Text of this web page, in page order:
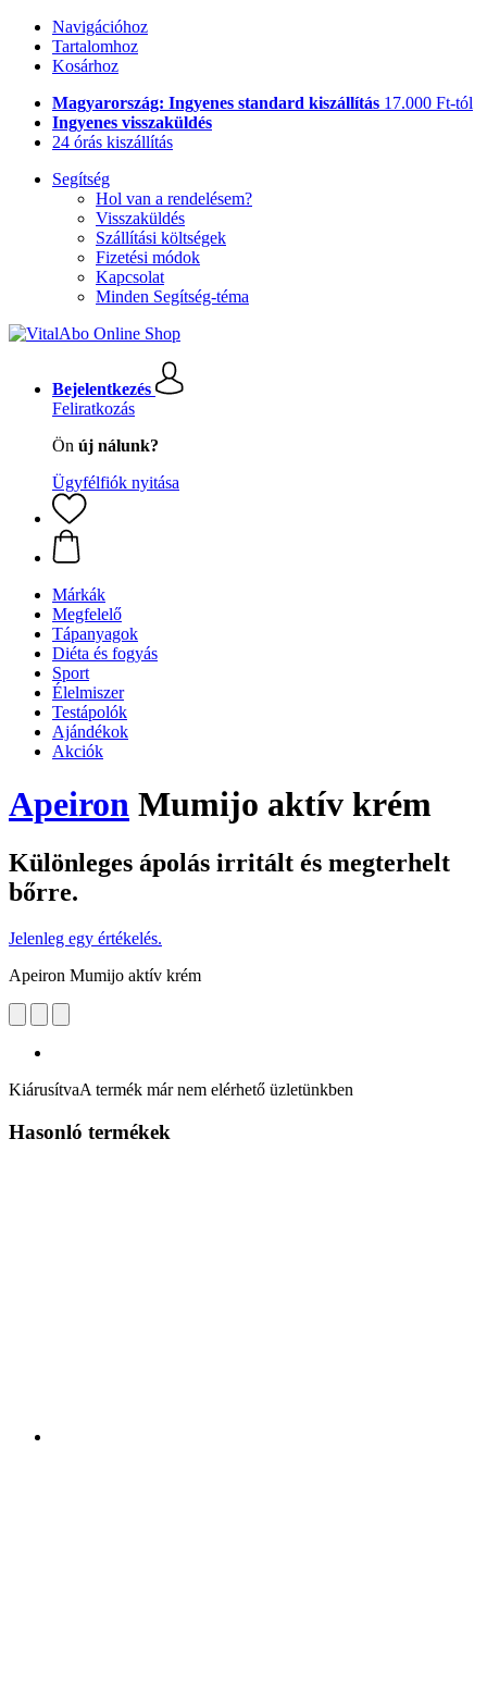
Navigációhoz
Tartalomhoz
Kosárhoz
Magyarország: Ingyenes standard kiszállítás 17.000 Ft-tól
Ingyenes visszaküldés
24 órás kiszállítás
Segítség
Hol van a rendelésem?
Visszaküldés
Szállítási költségek
Fizetési módok
Kapcsolat
Minden Segítség-téma
Bejelentkezés
Feliratkozás
Ön új nálunk?
Ügyfélfiók nyitása
Márkák
Megfelelő
Tápanyagok
Diéta és fogyás
Sport
Élelmiszer
Testápolók
Ajándékok
Akciók
Apeiron Mumijo aktív krém
Különleges ápolás irritált és megterhelt
bőrre.
Jelenleg egy értékelés.
Apeiron Mumijo aktív krém
KiárusítvaA termék már nem elérhető üzletünkben
Hasonló termékek